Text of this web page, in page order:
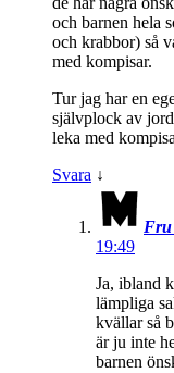
och barnen hela
och krabbor) så
med kompisar.
Tur jag har en
självplock av
leka med
Svara ↓
Fru
19:49
Ja, ibland
lämpliga
kvällar så
är ju inte
barnen